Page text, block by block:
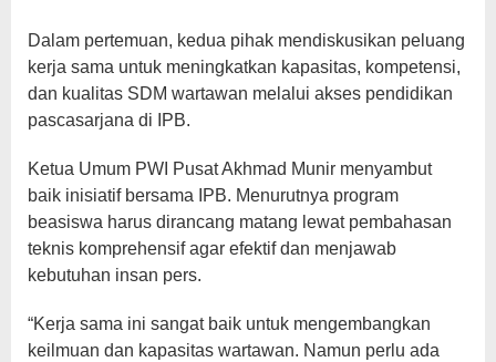
Dalam pertemuan, kedua pihak mendiskusikan peluang
kerja sama untuk meningkatkan kapasitas, kompetensi,
dan kualitas SDM wartawan melalui akses pendidikan
pascasarjana di IPB.
Ketua Umum PWI Pusat Akhmad Munir menyambut
baik inisiatif bersama IPB. Menurutnya program
beasiswa harus dirancang matang lewat pembahasan
teknis komprehensif agar efektif dan menjawab
kebutuhan insan pers.
“Kerja sama ini sangat baik untuk mengembangkan
keilmuan dan kapasitas wartawan. Namun perlu ada